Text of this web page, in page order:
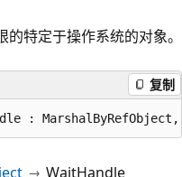
特定于操作系统的对象。
复制
:
WaitHandle